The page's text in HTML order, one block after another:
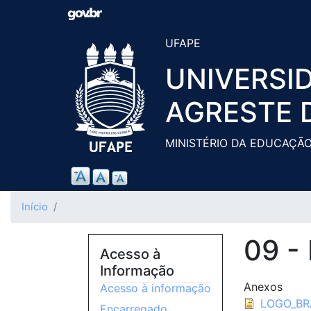
UFAPE
AGRESTE
MINISTÉRIO DA
Início
09 -
Anexos
Acesso à
Informação
Acesso à informação